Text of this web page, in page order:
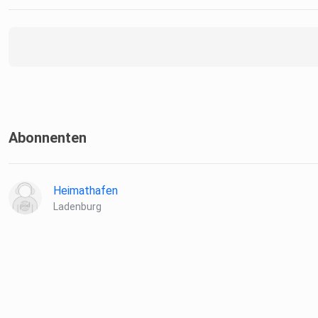
Abonnenten
Heimathafen
Ladenburg